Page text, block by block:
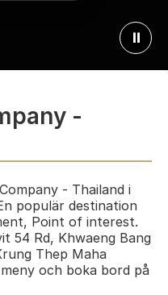
⏸
-
- Thailand i
populär destination
Point of interest.
54 Rd, Khwaeng Bang
Thep Maha
och boka bord på